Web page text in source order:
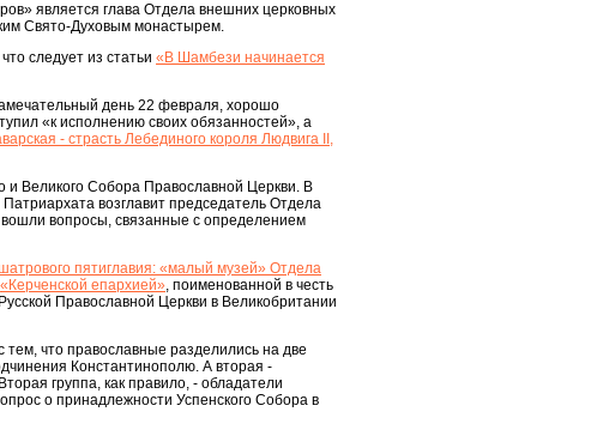
является глава Отдела внешних церковных
Свято-Духовым монастырем.
следует из статьи «В Шамбези начинается
день 22 февраля, хорошо
«к исполнению своих обязанностей», а
- страсть Лебединого короля Людвига II,
и Великого Собора Православной Церкви. В
возглавит председатель Отдела
вопросы, связанные с определением
пятиглавия: «малый музей» Отдела
«Керченской епархией», поименованной в честь
Православной Церкви в Великобритании
что православные разделились на две
Константинополю. А вторая -
группа, как правило, - обладатели
о принадлежности Успенского Собора в